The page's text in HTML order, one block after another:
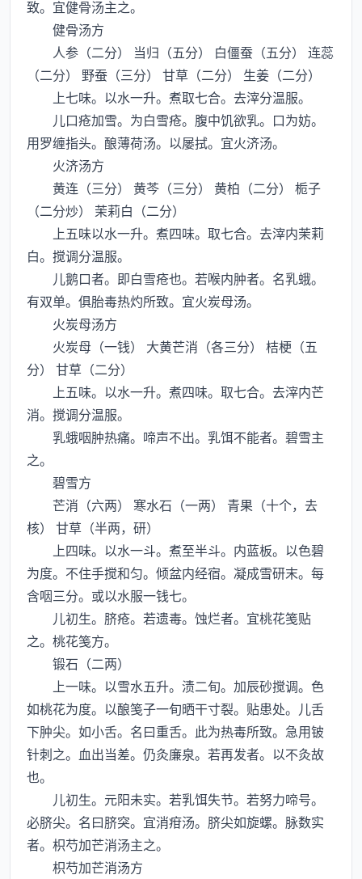
致。宜健骨汤主之。
健骨汤方
人参（二分） 当归（五分） 白僵蚕（五分） 连蕊
（二分） 野蚕（三分） 甘草（二分） 生姜（二分）
上七味。以水一升。煮取七合。去滓分温服。
儿口疮加雪。为白雪疮。腹中饥欲乳。口为妨。
用罗缠指头。酿薄荷汤。以屡拭。宜火济汤。
火济汤方
黄连（三分） 黄芩（三分） 黄柏（二分） 栀子
（二分炒） 茉莉白（二分）
上五味以水一升。煮四味。取七合。去滓内茉莉
白。搅调分温服。
儿鹅口者。即白雪疮也。若喉内肿者。名乳蛾。
有双单。俱胎毒热灼所致。宜火炭母汤。
火炭母汤方
火炭母（一钱） 大黄芒消（各三分） 桔梗（五
分） 甘草（二分）
上五味。以水一升。煮四味。取七合。去滓内芒
消。搅调分温服。
乳蛾咽肿热痛。啼声不出。乳饵不能者。碧雪主
之。
碧雪方
芒消（六两） 寒水石（一两） 青果（十个，去
核） 甘草（半两，研）
上四味。以水一斗。煮至半斗。内蓝板。以色碧
为度。不住手搅和匀。倾盆内经宿。凝成雪研末。每
含咽三分。或以水服一钱七。
儿初生。脐疮。若遗毒。蚀烂者。宜桃花笺贴
之。桃花笺方。
锻石（二两）
上一味。以雪水五升。渍二旬。加辰砂搅调。色
如桃花为度。以酿笺子一旬晒干寸裂。贴患处。儿舌
下肿尖。如小舌。名曰重舌。此为热毒所致。急用铍
针刺之。血出当差。仍灸廉泉。若再发者。以不灸故
也。
儿初生。元阳未实。若乳饵失节。若努力啼号。
必脐尖。名曰脐突。宜消疳汤。脐尖如旋螺。脉数实
者。枳芍加芒消汤主之。
枳芍加芒消汤方